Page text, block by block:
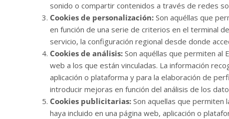
sonido o compartir contenidos a través de redes
Cookies de personalización: Son aquéllas que
en función de una serie de criterios en el terminal
servicio, la configuración regional desde donde
Cookies de análisis: Son aquéllas que permiten al
web a los que están vinculadas. La información
aplicación o plataforma y para la elaboración de
introducir mejoras en función del análisis de los
Cookies publicitarias: Son aquellas que permiten
haya incluido en una página web, aplicación o